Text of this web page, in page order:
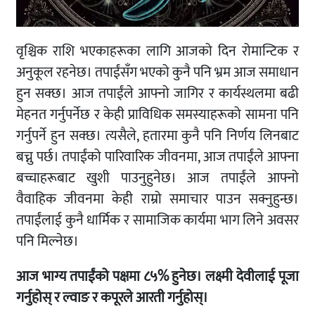
वृश्चिक राशि भएकाहरूका लागि आजको दिन रोमान्टिक र
अनुकूल रहनेछ। तपाईंसँग भएको कुनै पनि भ्रम आज समाधान
हुन सक्छ। आज तपाईंले आफ्नो जागिर र कार्यस्थलमा बढी
मेहनत गर्नुपर्नेछ र केही प्राविधिक समस्याहरूको सामना पनि
गर्नुपर्ने हुन सक्छ। त्यसैले, हतारमा कुनै पनि निर्णय लिनबाट
बच्नु पर्छ। तपाईंको पारिवारिक जीवनमा, आज तपाईंले आफ्ना
बच्चाहरूबाट खुशी पाउनुहुनेछ। आज तपाईंले आफ्नो
वैवाहिक जीवनमा केही राम्रो समाचार पाउन सक्नुहुन्छ।
तपाईंलाई कुनै धार्मिक र सामाजिक कार्यमा भाग लिने अवसर
पनि मिल्नेछ।
आज भाग्य तपाईंको पक्षमा ८५% हुनेछ। लक्ष्मी देवीलाई पूजा
गर्नुहोस् र ल्वाङ र कपूरले आरती गर्नुहोस्।